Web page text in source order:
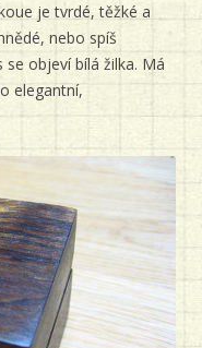
je tvrdé, těžké a
nebo spíš
objeví bílá žilka. Má
elegantní,